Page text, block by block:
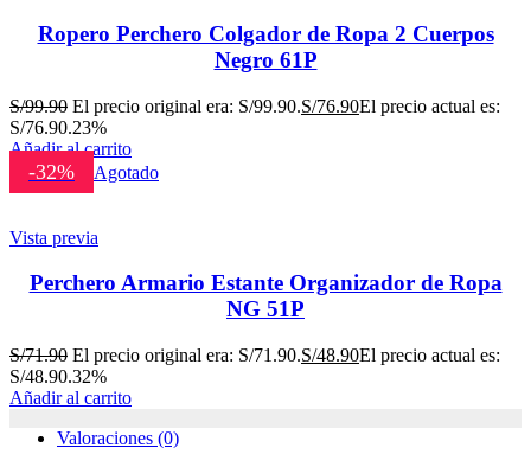
Ropero Perchero Colgador de Ropa 2 Cuerpos
Negro 61P
S/99.90 El precio original era: S/99.90.S/76.90El precio actual es:
S/76.90.23%
Añadir al carrito
-32% Agotado
Vista previa
Perchero Armario Estante Organizador de Ropa
NG 51P
S/71.90 El precio original era: S/71.90.S/48.90El precio actual es:
S/48.90.32%
Añadir al carrito
Valoraciones (0)